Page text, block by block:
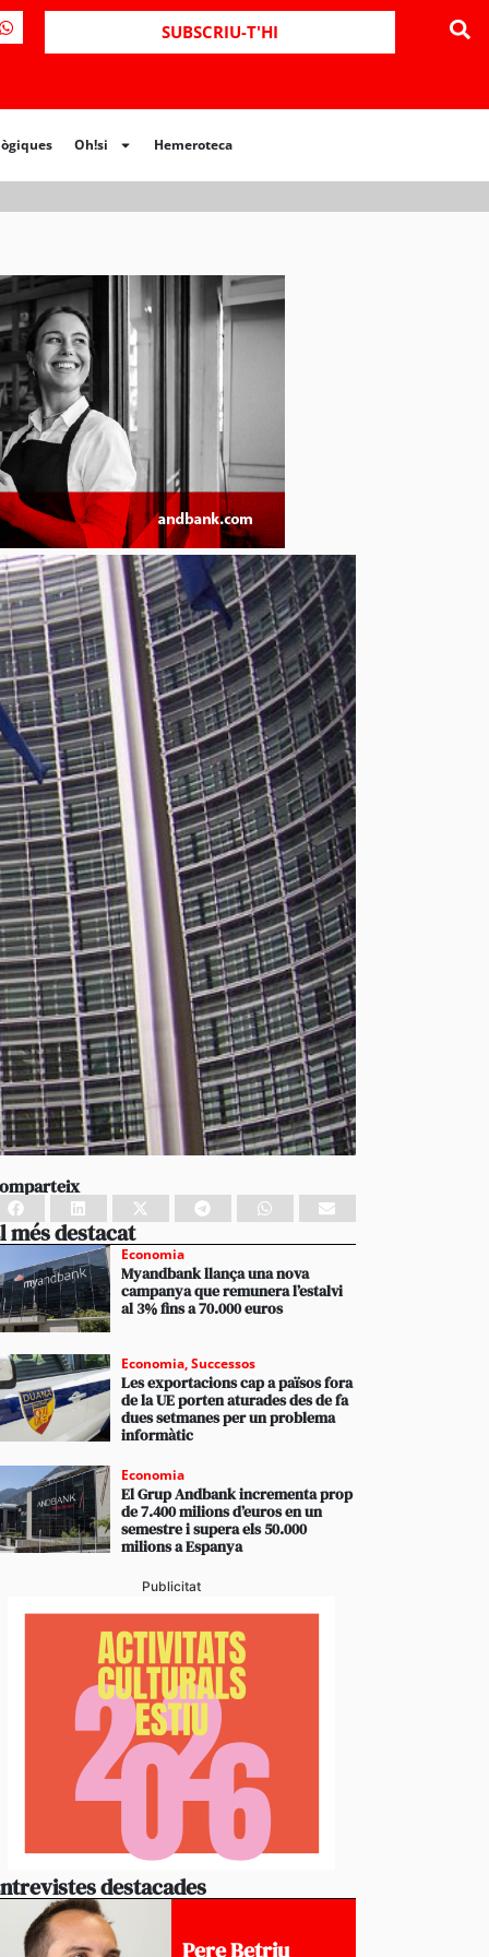
SUBSCRIU-T'HI
Oh!si Hemeroteca
Hemeroteca
més destacat
Economia
Myandbank llança una nova
campanya que remunera l’estalvi
al 3% fins a 70.000 euros
Economia,Successos
Les exportacions cap a països fora
de la UE porten aturades des de fa
dues setmanes per un problema
informàtic
Economia
El Grup Andbank incrementa prop
de 7.400 milions d’euros en un
semestre i supera els 50.000
milions a Espanya
Publicitat
destacades
Pere Betriu